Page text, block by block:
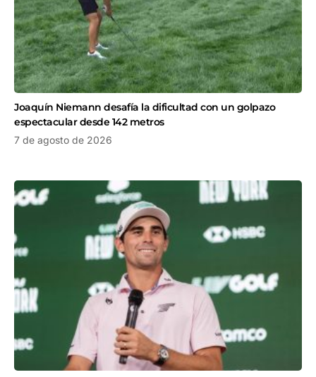
Joaquín Niemann desafía la dificultad con un golpazo
espectacular desde 142 metros
7 de agosto de 2026